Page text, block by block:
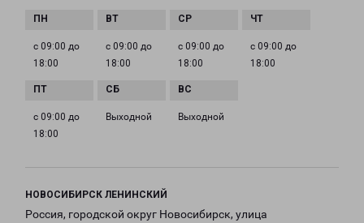
с 09:00 до
18:00
с 09:00 до
18:00
с 09:00 до
18:00
с 09:00 до
18:00
с 09:00 до
18:00
Выходной Выходной
НОВОСИБИРСК ЛЕНИНСКИЙ
Россия, городской округ Новосибирск, улица